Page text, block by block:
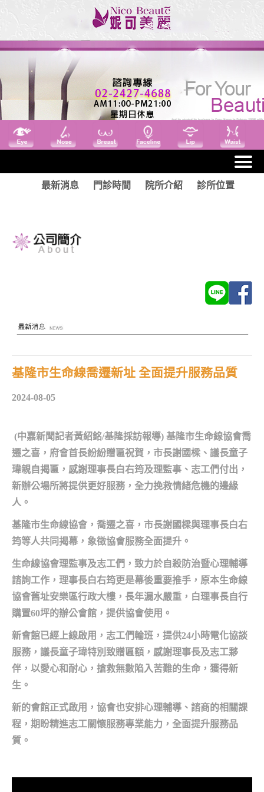
基隆市生命線喬遷新址 全面提升服務品質
2024-08-05
(中嘉新聞記者黃紹銘/基隆採訪報導) 基隆市生命線協會喬
遷之喜，府會首長紛紛贈匾祝賀，市長謝國樑、議長童子
瑋親自揭匾，感謝理事長白右筠及理監事、志工們付出，
新辦公場所將提供更好服務，全力挽救情緒危機的邊緣
人。
基隆市生命線協會，喬遷之喜，市長謝國樑與理事長白右
筠等人共同揭幕，象徵協會服務全面提升。
生命線協會理監事及志工們，致力於自殺防治暨心理輔導
諮詢工作，理事長白右筠更是幕後重要推手，原本生命線
協會舊址安樂區行政大樓，長年漏水嚴重，白理事長自行
購置60坪的辦公會館，提供協會使用。
新會館已經上線啟用，志工們輪班，提供24小時電化協談
服務，議長童子瑋特別致贈匾額，感謝理事長及志工夥
伴，以愛心和耐心，搶救無數陷入苦難的生命，獲得新
生。
新的會館正式啟用，協會也安排心理輔導、諮商的相關課
程，期盼精進志工關懷服務專業能力，全面提升服務品
質。
最新消息 門診時間 院所介紹 診所位置